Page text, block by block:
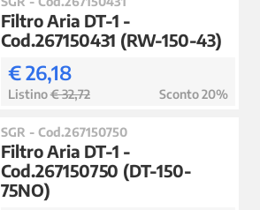
Filtro Aria DT-1 -
Cod.267150431 (RW-150-43)
€ 26,18
Listino€ 32,72 Sconto 20%
SGR - Cod.267150750
Filtro Aria DT-1 -
Cod.267150750 (DT-150-
75NO)